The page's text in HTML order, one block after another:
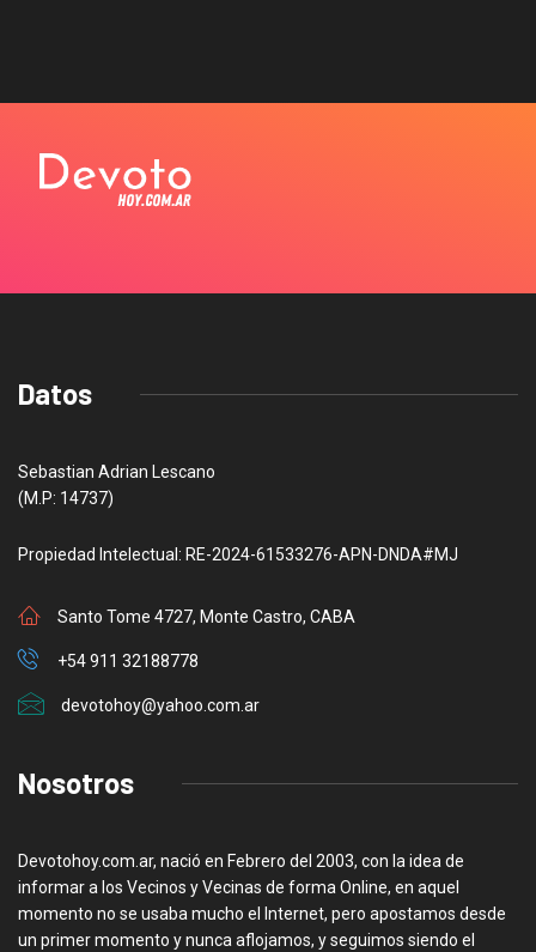
Datos
Sebastian Adrian Lescano
(M.P: 14737)
Propiedad Intelectual: RE-2024-61533276-APN-DNDA#MJ
Santo Tome 4727, Monte Castro, CABA
+54 911 32188778
devotohoy@yahoo.com.ar
Nosotros
Devotohoy.com.ar, nació en Febrero del 2003, con la idea de
informar a los Vecinos y Vecinas de forma Online, en aquel
momento no se usaba mucho el Internet, pero apostamos desde
un primer momento y nunca aflojamos, y seguimos siendo el